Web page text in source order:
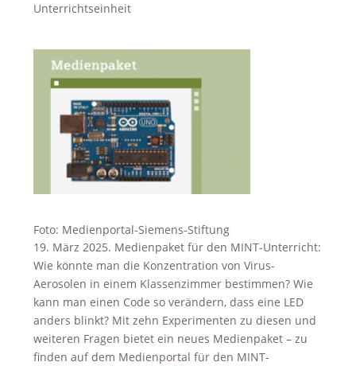
Unterrichtseinheit
Foto: Medienportal-Siemens-Stiftung
19. März 2025. Medienpaket für den MINT-Unterricht:
Wie könnte man die Konzentration von Virus-
Aerosolen in einem Klassenzimmer bestimmen? Wie
kann man einen Code so verändern, dass eine LED
anders blinkt? Mit zehn Experimenten zu diesen und
weiteren Fragen bietet ein neues Medienpaket – zu
finden auf dem Medienportal für den MINT-